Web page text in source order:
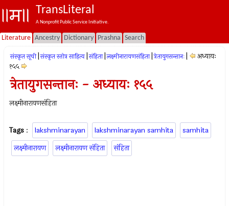
TransLiteral
A Nonprofit Public Service Initiative.
Literature Ancestry Dictionary Prashna Search
संस्कृत सूची संस्कृत स्तोत्र साहित्य संहिता लक्ष्मीनारायणसंहिता त्रेतायुगसन्तानः
अध्यायः
१५५
त्रेतायुगसन्तानः - अध्यायः १५५
लक्ष्मीनारायणसंहिता
Tags : lakshminarayan lakshminarayan samhita
samhita
लक्ष्मीनारायण
लक्ष्मीनारायण संहिता संहिता